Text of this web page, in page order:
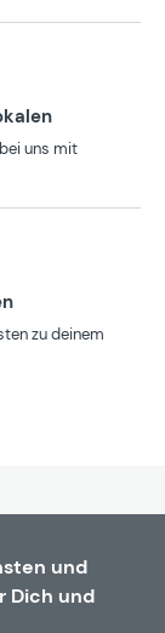
uns mit
zu deinem
und
Dich und